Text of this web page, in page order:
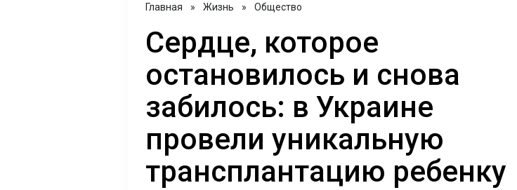
Главная » Жизнь » Общество
Сердце, которое
остановилось и снова
забилось: в Украине
провели уникальную
трансплантацию ребенку